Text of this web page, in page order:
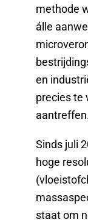
methode
álle
en
precies te
Sinds juli
hoge
staat om